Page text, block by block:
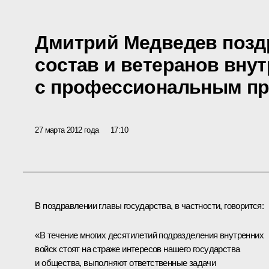
Дмитрий Медведев
состав и ветеранов
с профессиональным
27 марта 2012 года 17:10
В поздравлении главы государства, в частности, говорится:
«В течение многих десятилетий подразделения внутренних
войск стоят на страже интересов нашего государства
и общества, выполняют ответственные задачи